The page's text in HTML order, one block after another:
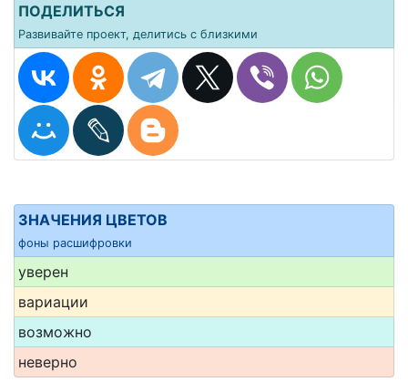
ПОДЕЛИТЬСЯ
Развивайте проект, делитись с близкими
ЗНАЧЕНИЯ ЦВЕТОВ
фоны расшифровки
уверен
вариации
возможно
неверно